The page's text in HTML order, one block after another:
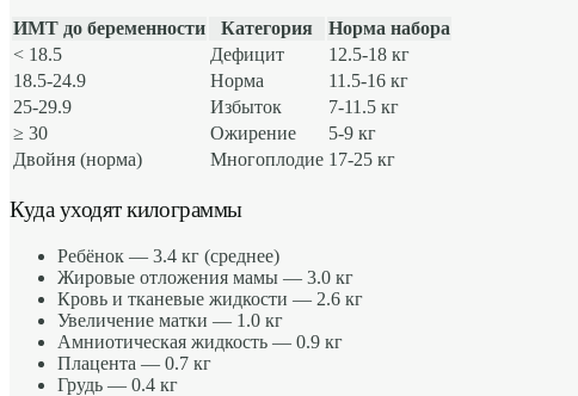
ИМТ до беременности Категория
Норма набора
< 18.5
Дефицит
12.5-18 кг
18.5-24.9
Норма
11.5-16 кг
25-29.9
Избыток
7-11.5 кг
≥ 30
Ожирение
5-9 кг
Двойня (норма)
Многоплодие 17-25 кг
Куда уходят килограммы
Ребёнок — 3.4 кг (среднее)
Жировые отложения мамы — 3.0 кг
Кровь и тканевые жидкости — 2.6 кг
Увеличение матки — 1.0 кг
Амниотическая жидкость — 0.9 кг
Плацента — 0.7 кг
Грудь — 0.4 кг